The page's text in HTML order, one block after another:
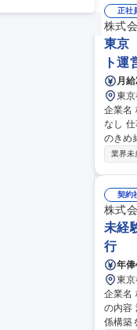
正社
株式
東京
ト運
月給
東
企業名 株式会社前原光栄商
なし 仕事の内容 自社高級洋傘の製造販売を行う当社にて公式オンラインショップの運営全般をお任せ。注文ごと
のきめ
ジション。 メインは注文受付、検品、梱包・出荷。少人数チー
運営、
職種
業界未
契約
株式
未経
行
年俸
東
企業名 株式会社ＴＯＫＩ 求人
の内容
係構築